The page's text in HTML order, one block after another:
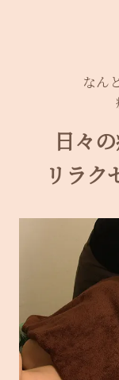
なん
日々
リラク